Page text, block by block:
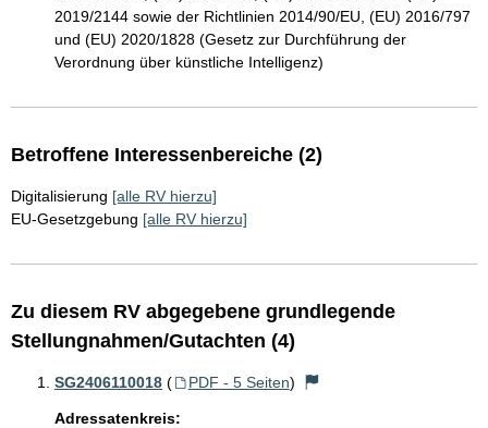
2019/2144 sowie der Richtlinien 2014/90/EU, (EU) 2016/797
und (EU) 2020/1828 (Gesetz zur Durchführung der
Verordnung über künstliche Intelligenz)
Betroffene Interessenbereiche (2)
Digitalisierung [alle RV hierzu]
EU-Gesetzgebung [alle RV hierzu]
Zu diesem RV abgegebene grundlegende
Stellungnahmen/Gutachten (4)
SG2406110018 ( PDF - 5 Seiten)
Adressatenkreis: